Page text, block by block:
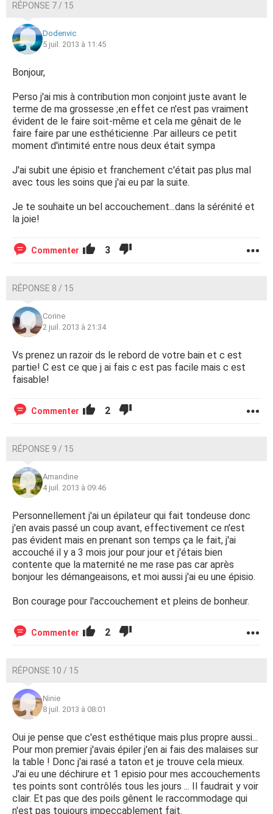
RÉPONSE 7 / 15
Dodenvic
5 juil. 2013 à 11:45
Bonjour,
Perso j'ai mis à contribution mon conjoint juste avant le
terme de ma grossesse ;en effet ce n'est pas vraiment
évident de le faire soit-même et cela me gênait de le
faire faire par une esthéticienne .Par ailleurs ce petit
moment d'intimité entre nous deux était sympa
J'ai subit une épisio et franchement c'était pas plus mal
avec tous les soins que j'ai eu par la suite.
Je te souhaite un bel accouchement...dans la sérénité et
la joie!
Commenter 3
RÉPONSE 8 / 15
Corine
2 juil. 2013 à 21:34
Vs prenez un razoir ds le rebord de votre bain et c est
partie! C est ce que j ai fais c est pas facile mais c est
faisable!
Commenter 2
RÉPONSE 9 / 15
Amandine
4 juil. 2013 à 09:46
Personnellement j'ai un épilateur qui fait tondeuse donc
j'en avais passé un coup avant, effectivement ce n'est
pas évident mais en prenant son temps ça le fait, j'ai
accouché il y a 3 mois jour pour jour et j'étais bien
contente que la maternité ne me rase pas car après
bonjour les démangeaisons, et moi aussi j'ai eu une épisio.
Bon courage pour l'accouchement et pleins de bonheur.
Commenter 2
RÉPONSE 10 / 15
Ninie
8 juil. 2013 à 08:01
Oui je pense que c'est esthétique mais plus propre aussi...
Pour mon premier j'avais épiler j'en ai fais des malaises sur
la table ! Donc j'ai rasé a taton et je trouve cela mieux.
J'ai eu une déchirure et 1 episio pour mes accouchements
tes points sont contrôlés tous les jours ... Il faudrait y voir
clair. Et pas que des poils gênent le raccommodage qui
n'est pas toujours impeccablement fait.